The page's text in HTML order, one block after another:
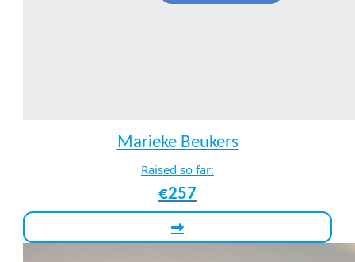
Marieke Beukers
Raised so far:
€257